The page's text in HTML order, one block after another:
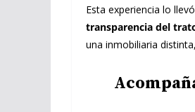
Esta experiencia lo
transparencia del
una inmobiliaria